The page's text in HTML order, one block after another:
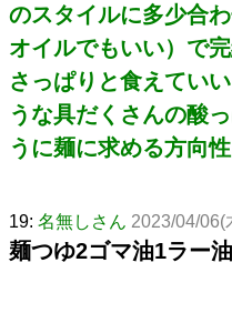
のスタイルに多少合
オイルでもいい）で
さっぱりと食えてい
うな具だくさんの酸
うに麺に求める方向
19: 名無しさん 2023/04/06(
麺つゆ2ゴマ油1ラー